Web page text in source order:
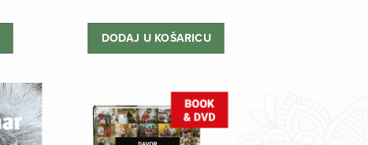
je:
38,80 €.
je:
34,90 €.
DODAJ U KOŠARICU